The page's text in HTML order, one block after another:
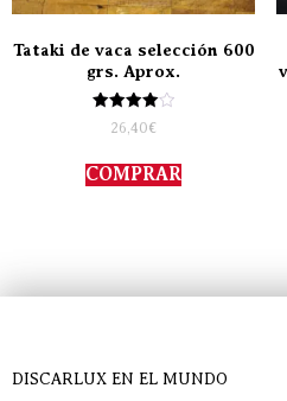
Tataki de vaca selección 600
grs. Aprox.
Valorado
con
de 5
26,40€
COMPRAR
DISCARLUX EN EL MUNDO